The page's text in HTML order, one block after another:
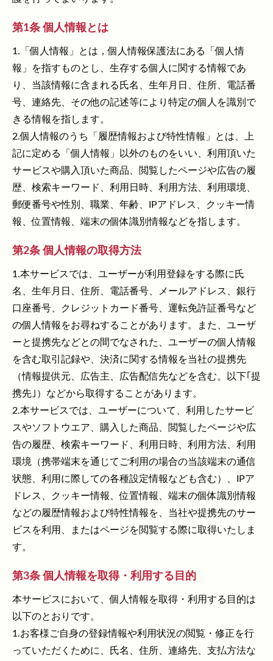
第1条 個人情報とは
1.「個人情報」とは，個人情報保護法にある「個人情
報」を指すものとし、生存する個人に関する情報であ
り、当該情報に含まれる氏名、生年月日、住所、電話番
号、連絡先、その他の記述等により特定の個人を識別で
きる情報を指します。
2.個人情報のうち「履歴情報および特性情報」とは、上
記に定める「個人情報」以外のものをいい、利用頂いた
サービスや購入頂いた商品、閲覧したページや広告の履
歴、検索キーワード、利用日時、利用方法、利用環境、
郵便番号や性別、職業、年齢、IPアドレス、クッキー情
報、位置情報、端末の個体識別情報などを指します。
第2条 個人情報の取得方法
1.本サービスでは、ユーザーが利用登録をする際に氏
名、生年月日、住所、電話番号、メールアドレス、銀行
口座番号、クレジットカード番号、運転免許証番号など
の個人情報をお尋ねすることがあります。また、ユーザ
ーと提携先などとの間でなされた、ユーザーの個人情報
を含む取引記録や、決済に関する情報を当社の提携先
（情報提供元、広告主、広告配信先などを含む。以下｢提
携先｣）などから取得することがあります。
2.本サービスでは、ユーザーについて、利用したサービ
スやソフトウエア、購入した商品、閲覧したページや広
告の履歴、検索キーワード、利用日時、利用方法、利用
環境（携帯端末を通じてご利用の場合の当該端末の通信
状態、利用に際しての各種設定情報なども含む）、IPア
ドレス、クッキー情報、位置情報、端末の個体識別情報
などの履歴情報および特性情報を、当社や提携先のサー
ビスを利用、またはページを閲覧する際に取得いたしま
す。
第3条 個人情報を取得・利用する目的
本サービスにおいて、個人情報を取得・利用する目的は
以下のとおりです。
1.お客様ご自身の登録情報や利用状況の閲覧・修正を行
っていただくために、氏名、住所、連絡先、支払方法な